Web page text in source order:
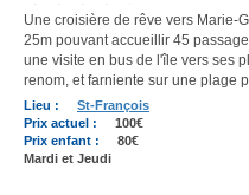
Une croisière de rêve vers Marie-
25m pouvant accueillir 45
une visite en bus de l'île vers ses
renom, et farniente sur une plage
Lieu :
St-François
Prix actuel :
100€
Prix enfant :
80€
Mardi et Jeudi